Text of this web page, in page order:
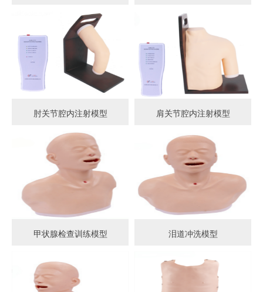
肘关节腔内注射模型 肩关节腔内注射模型
甲状腺检查训练模型 泪道冲洗模型